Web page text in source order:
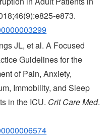
e873.
JL, et al. A Focused
Guidelines for the
of Pain, Anxiety,
Immobility, and Sleep
in the ICU. Crit Care Med.